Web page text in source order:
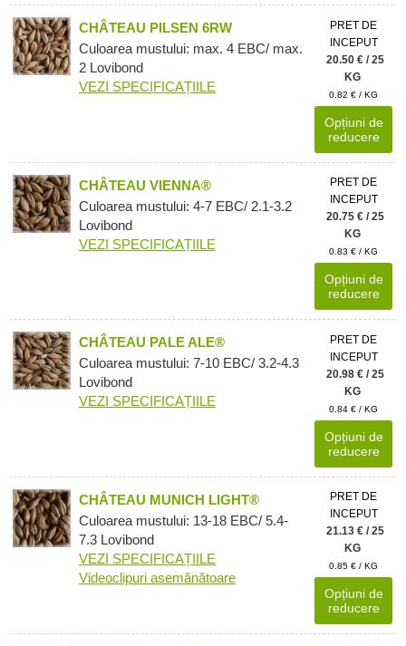
CHÂTEAU PILSEN 6RW
Culoarea mustului: max. 4 EBC/ max.
2 Lovibond
VEZI SPECIFICAȚIILE
PRET DE
INCEPUT
20.50 € / 25
KG
0.82 € / KG
Opțiuni de
reducere
CHÂTEAU VIENNA®
Culoarea mustului: 4-7 EBC/ 2.1-3.2
Lovibond
VEZI SPECIFICAȚIILE
PRET DE
INCEPUT
20.75 € / 25
KG
0.83 € / KG
Opțiuni de
reducere
CHÂTEAU PALE ALE®
Culoarea mustului: 7-10 EBC/ 3.2-4.3
Lovibond
VEZI SPECIFICAȚIILE
PRET DE
INCEPUT
20.98 € / 25
KG
0.84 € / KG
Opțiuni de
reducere
CHÂTEAU MUNICH LIGHT®
Culoarea mustului: 13-18 EBC/ 5.4-
7.3 Lovibond
VEZI SPECIFICAȚIILE
Videoclipuri asemănătoare
PRET DE
INCEPUT
21.13 € / 25
KG
0.85 € / KG
Opțiuni de
reducere